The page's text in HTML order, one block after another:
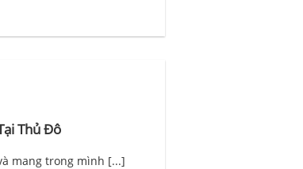
Thủ Đô
mang trong mình [...]